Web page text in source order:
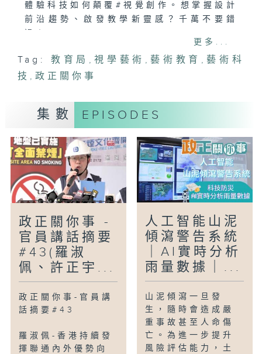
體驗科技如何顛覆#視覺創作。想掌握設計
前沿趨勢、啟發教學新靈感？千萬不要錯
更多...
Tag: 教育局 , 視學藝術 , 藝術教育 , 藝術科
技 ,政正關你事
集數 EPISODES
政正關你事 -
官員講話摘要
#43(羅淑
佩、許正宇...
政正關你事-官員講
話摘要#43
羅淑佩-香港持續發
揮聯通內外優勢向
人工智能山泥
傾瀉警告系統
｜AI實時分析
雨量數據｜...
山泥傾瀉一旦發
生，隨時會造成嚴
重事故甚至人命傷
亡。為進一步提升
風險評估能力，土